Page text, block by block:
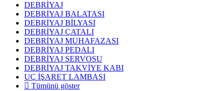
DEBRİYAJ
DEBRİYAJ BALATASI
DEBRİYAJ BİLYASI
DEBRİYAJ ÇATALI
DEBRİYAJ MUHAFAZASI
DEBRİYAJ PEDALI
DEBRİYAJ SERVOSU
DEBRİYAJ TAKVİYE KABI
UÇ İŞARET LAMBASI
Tümünü göster